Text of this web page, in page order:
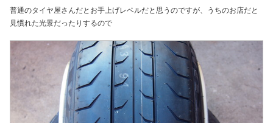
普通のタイヤ屋さんだとお手上げレベルだと思うのですが、うちのお店だと
見慣れた光景だったりするので